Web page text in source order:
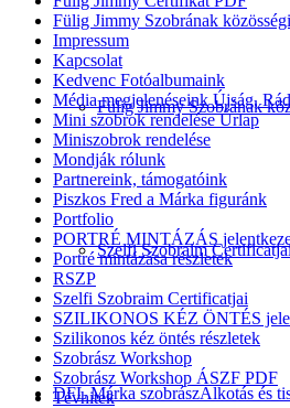
Fülig Jimmy Szobrának
Szelfi Szobraim
DFL Márka szobrászAlkotás és
Fülig Jimmy Szobrának
Impressum
Kapcsolat
Kedvenc Fotóalbumaink
Média megjelenéseink Újság,
Mini szobrok rendelése Űrlap
Miniszobrok rendelése
Mondják rólunk
Partnereink, támogatóink
Piszkos Fred a Márka figuránk
Portfolio
PORTRÉ MINTÁZÁS
Portré mintázása részletek
RSZP
Szelfi Szobraim Certificatjai
SZILIKONOS KÉZ ÖNTÉS
Szilikonos kéz öntés részletek
Szobrász Workshop
Szobrász Workshop ÁSZF PDF
Tévhitek